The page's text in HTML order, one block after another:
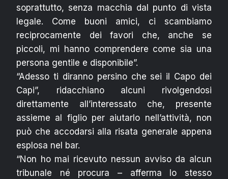
soprattutto, senza macchia dal punto di vista
legale. Come buoni amici, ci scambiamo
reciprocamente dei favori che, anche se
piccoli, mi hanno comprendere come sia una
persona gentile e disponibile”.
“Adesso ti diranno persino che sei il Capo dei
Capi”, ridacchiano alcuni rivolgendosi
direttamente all’interessato che, presente
assieme al figlio per aiutarlo nell’attività, non
può che accodarsi alla risata generale appena
esplosa nel bar.
“Non ho mai ricevuto nessun avviso da alcun
tribunale né procura – afferma lo stesso